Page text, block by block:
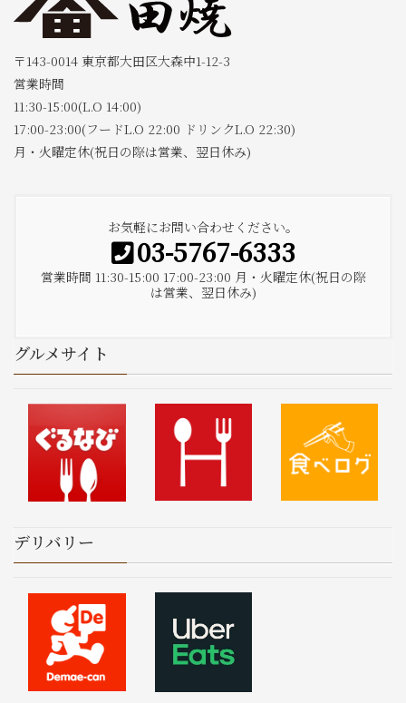
〒143-0014 東京都大田区大森中1-12-3
営業時間
11:30-15:00(L.O 14:00)
17:00-23:00(フードL.O 22:00 ドリンクL.O 22:30)
月・火曜定休(祝日の際は営業、翌日休み)
お気軽にお問い合わせください。
03-5767-6333
営業時間 11:30-15:00 17:00-23:00 月・火曜定休(祝日の際
は営業、翌日休み)
グルメサイト
デリバリー